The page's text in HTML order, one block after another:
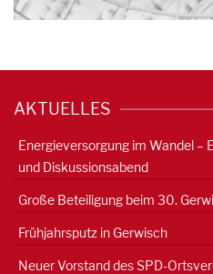
AKTUELLES
Energieversorgung im Wandel –
und Diskussionsabend
Große Beteiligung beim 30.
Frühjahrsputz in Gerwisch
Neuer Vorstand des SPD-